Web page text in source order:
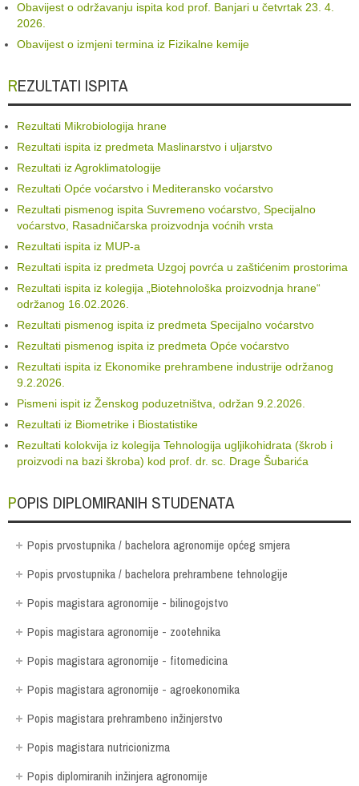
Obavijest o održavanju ispita kod prof. Banjari u četvrtak 23. 4.
2026.
Obavijest o izmjeni termina iz Fizikalne kemije
REZULTATI ISPITA
Rezultati Mikrobiologija hrane
Rezultati ispita iz predmeta Maslinarstvo i uljarstvo
Rezultati iz Agroklimatologije
Rezultati Opće voćarstvo i Mediteransko voćarstvo
Rezultati pismenog ispita Suvremeno voćarstvo, Specijalno
voćarstvo, Rasadničarska proizvodnja voćnih vrsta
Rezultati ispita iz MUP-a
Rezultati ispita iz predmeta Uzgoj povrća u zaštićenim prostorima
Rezultati ispita iz kolegija „Biotehnološka proizvodnja hrane“
održanog 16.02.2026.
Rezultati pismenog ispita iz predmeta Specijalno voćarstvo
Rezultati pismenog ispita iz predmeta Opće voćarstvo
Rezultati ispita iz Ekonomike prehrambene industrije održanog
9.2.2026.
Pismeni ispit iz Ženskog poduzetništva, održan 9.2.2026.
Rezultati iz Biometrike i Biostatistike
Rezultati kolokvija iz kolegija Tehnologija ugljikohidrata (škrob i
proizvodi na bazi škroba) kod prof. dr. sc. Drage Šubarića
POPIS DIPLOMIRANIH STUDENATA
Popis prvostupnika / bachelora agronomije općeg smjera
Popis prvostupnika / bachelora prehrambene tehnologije
Popis magistara agronomije - bilinogojstvo
Popis magistara agronomije - zootehnika
Popis magistara agronomije - fitomedicina
Popis magistara agronomije - agroekonomika
Popis magistara prehrambeno inžinjerstvo
Popis magistara nutricionizma
Popis diplomiranih inžinjera agronomije